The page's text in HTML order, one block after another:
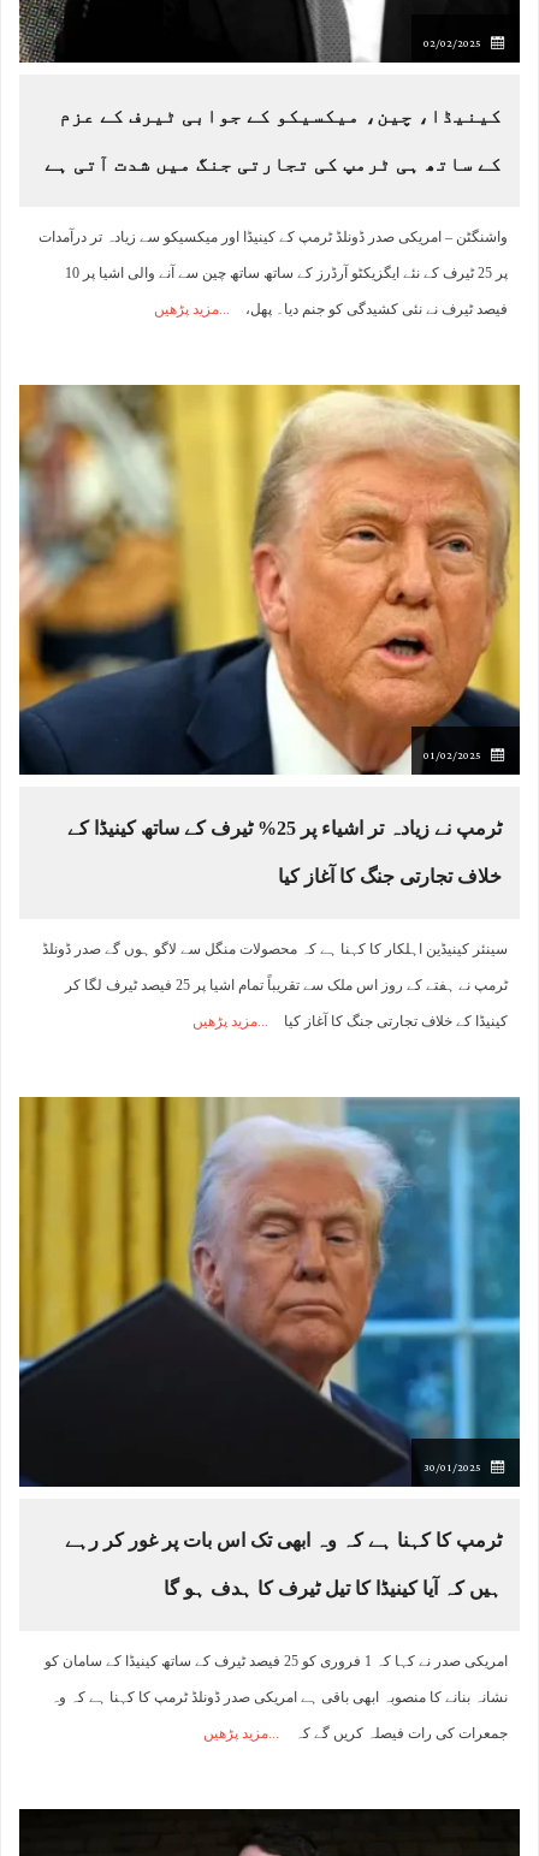
02/02/2025
کینیڈا، چین، میکسیکو کے جوابی ٹیرف کے عزم
کے ساتھ ہی ٹرمپ کی تجارتی جنگ میں شدت آتی ہے
واشنگٹن – امریکی صدر ڈونلڈ ٹرمپ کے کینیڈا اور میکسیکو سے زیادہ تر درآمدات
پر 25 ٹیرف کے نئے ایگزیکٹو آرڈرز کے ساتھ ساتھ چین سے آنے والی اشیا پر 10
فیصد ٹیرف نے نئی کشیدگی کو جنم دیا۔ پھل، مزید پڑھیں
01/02/2025
ٹرمپ نے زیادہ تر اشیاء پر 25% ٹیرف کے ساتھ کینیڈا کے
خلاف تجارتی جنگ کا آغاز کیا
سینئر کینیڈین اہلکار کا کہنا ہے کہ محصولات منگل سے لاگو ہوں گے صدر ڈونلڈ
ٹرمپ نے ہفتے کے روز اس ملک سے تقریباً تمام اشیا پر 25 فیصد ٹیرف لگا کر
کینیڈا کے خلاف تجارتی جنگ کا آغاز کیا مزید پڑھیں
30/01/2025
ٹرمپ کا کہنا ہے کہ وہ ابھی تک اس بات پر غور کر رہے
ہیں کہ آیا کینیڈا کا تیل ٹیرف کا ہدف ہو گا
امریکی صدر نے کہا کہ 1 فروری کو 25 فیصد ٹیرف کے ساتھ کینیڈا کے سامان کو
نشانہ بنانے کا منصوبہ ابھی باقی ہے امریکی صدر ڈونلڈ ٹرمپ کا کہنا ہے کہ وہ
جمعرات کی رات فیصلہ کریں گے کہ مزید پڑھیں